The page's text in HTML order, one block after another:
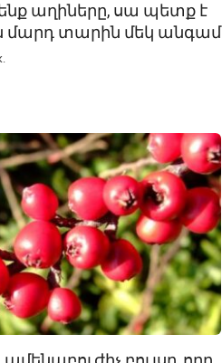
աղիները, սա պետք է
մարդ տարին մեկ անգամ